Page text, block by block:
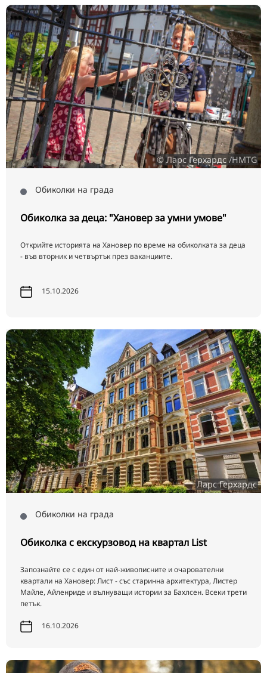
© Ларс Герхардс /HMTG
Обиколки на града
Обиколка за деца: "Хановер за умни умове"
Открийте историята на Хановер по време на обиколката за деца
- във вторник и четвъртък през ваканциите.
15.10.2026
Ларс Герхардс
Обиколки на града
Обиколка с екскурзовод на квартал List
Запознайте се с един от най-живописните и очарователни
квартали на Хановер: Лист - със старинна архитектура, Листер
Майле, Айленриде и вълнуващи истории за Бахлсен. Всеки трети
петък.
16.10.2026